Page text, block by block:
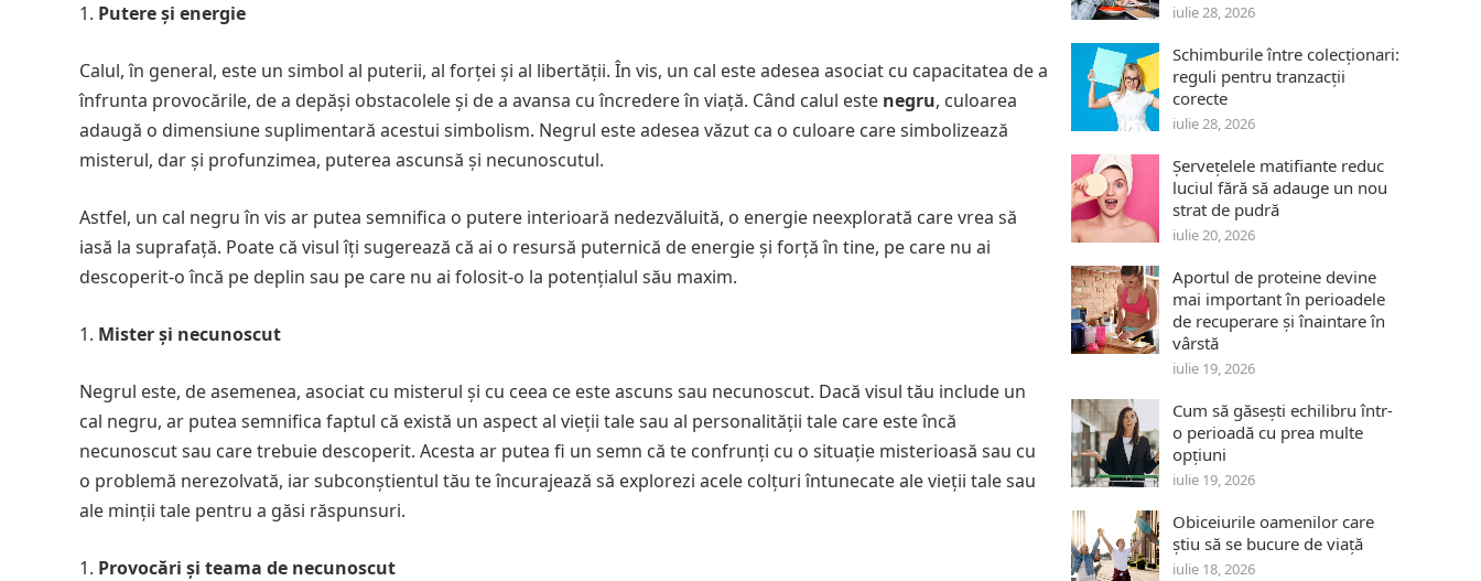
Putere și energie
Calul, în general, este un simbol al puterii, al forței și al libertății. În vis, un cal este adesea asociat cu capacitatea de a
înfrunta provocările, de a depăși obstacolele și de a avansa cu încredere în viață. Când calul este negru, culoarea
adaugă o dimensiune suplimentară acestui simbolism. Negrul este adesea văzut ca o culoare care simbolizează
misterul, dar și profunzimea, puterea ascunsă și necunoscutul.
Astfel, un cal negru în vis ar putea semnifica o putere interioară nedezvăluită, o energie neexplorată care vrea să
iasă la suprafață. Poate că visul îți sugerează că ai o resursă puternică de energie și forță în tine, pe care nu ai
descoperit-o încă pe deplin sau pe care nu ai folosit-o la potențialul său maxim.
Mister și necunoscut
Negrul este, de asemenea, asociat cu misterul și cu ceea ce este ascuns sau necunoscut. Dacă visul tău include un
cal negru, ar putea semnifica faptul că există un aspect al vieții tale sau al personalității tale care este încă
necunoscut sau care trebuie descoperit. Acesta ar putea fi un semn că te confrunți cu o situație misterioasă sau cu
o problemă nerezolvată, iar subconștientul tău te încurajează să explorezi acele colțuri întunecate ale vieții tale sau
ale minții tale pentru a găsi răspunsuri.
Provocări și teama de necunoscut
iulie 28, 2026
Schimburile între colecționari:
reguli pentru tranzacții
corecte
iulie 28, 2026
Șervețelele matifiante reduc
luciul fără să adauge un nou
strat de pudră
iulie 20, 2026
Aportul de proteine devine
mai important în perioadele
de recuperare și înaintare în
vârstă
iulie 19, 2026
Cum să găsești echilibru într-
o perioadă cu prea multe
opțiuni
iulie 19, 2026
Obiceiurile oamenilor care
știu să se bucure de viață
iulie 18, 2026